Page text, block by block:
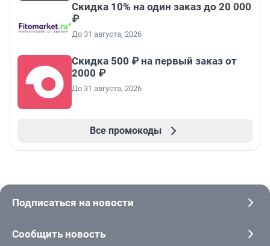
Скидка 10% на один заказ до 20 000
₽
До 31 августа, 2026
Скидка 500 ₽ на первый заказ от
2000 ₽
До 31 августа, 2026
Все промокоды
Подписаться на новости
Сообщить новость